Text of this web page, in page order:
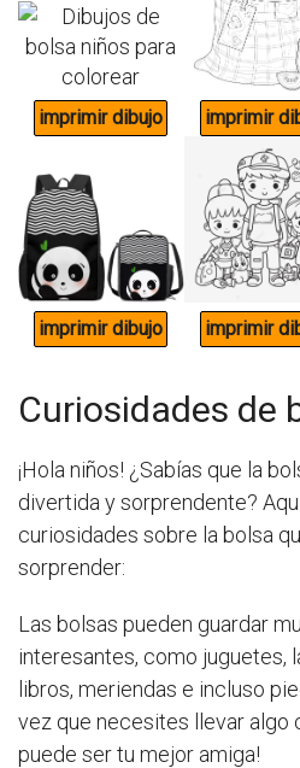
Curiosidades de
¡Hola niños! ¿Sabías que la
divertida y sorprendente?
curiosidades sobre la bolsa
sorprender:
Las bolsas pueden guardar
interesantes, como juguetes,
libros, meriendas e incluso
vez que necesites llevar algo
puede ser tu mejor amiga!